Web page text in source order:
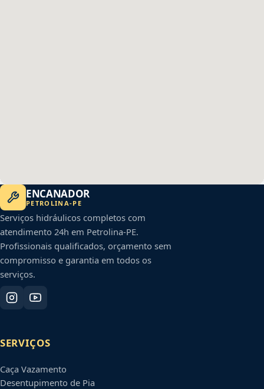
ENCANADOR
PETROLINA-PE
Serviços hidráulicos completos com
atendimento 24h em Petrolina-PE.
Profissionais qualificados, orçamento sem
compromisso e garantia em todos os
serviços.
SERVIÇOS
Caça Vazamento
Desentupimento de Pia